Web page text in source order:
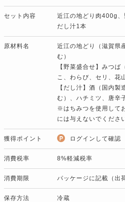
セット内容
近江の地どり肉400g、
だし汁1本
原材料名
近江の地どり（滋賀県
む）
【野菜盛合せ】みつ
こ、わらび、セリ、花
【だし汁】酒（国内
む）、ハチミツ、唐辛
※はちみつを使用して
には与えないでくださ
獲得ポイント ログインして確認
消費税率 8%軽減税率
消費期限 パッケージに記載（出
保存方法 冷蔵